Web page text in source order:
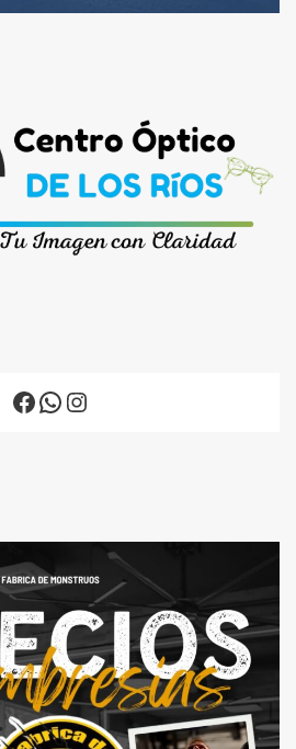
Facebook
WhatsApp
Instagram